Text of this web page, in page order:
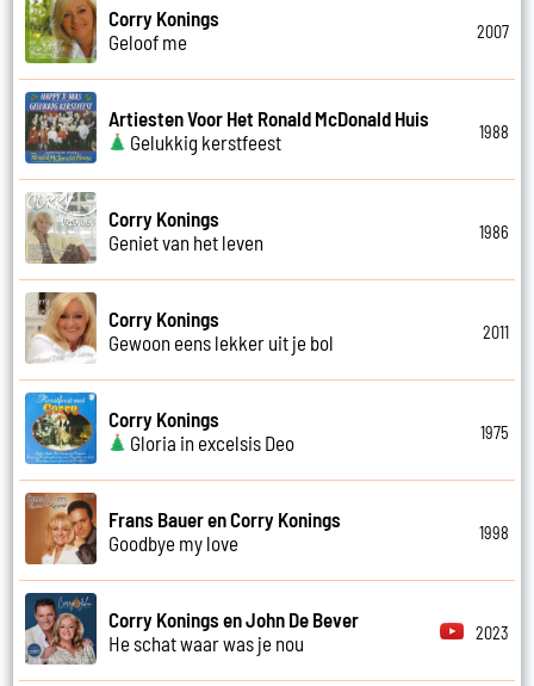
Corry Konings
Geloof me
2007
Artiesten Voor Het Ronald McDonald Huis
Gelukkig kerstfeest
1988
Corry Konings
Geniet van het leven
1986
Corry Konings
Gewoon eens lekker uit je bol
2011
Corry Konings
Gloria in excelsis Deo
1975
Frans Bauer en Corry Konings
Goodbye my love
1998
Corry Konings en John De Bever
He schat waar was je nou
2023